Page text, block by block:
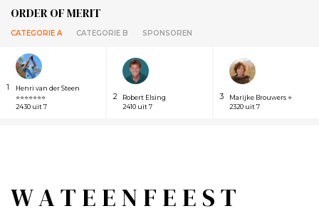
ORDER OF MERIT
CATEGORIE A CATEGORIE B SPONSOREN
1
Henri van der Steen
⭐⭐⭐⭐⭐⭐⭐
2430 uit 7
2
Robert Elsing
2410 uit 7
3
Marijke Brouwers ⭐
2320 uit 7
W A T E E N F E E S T